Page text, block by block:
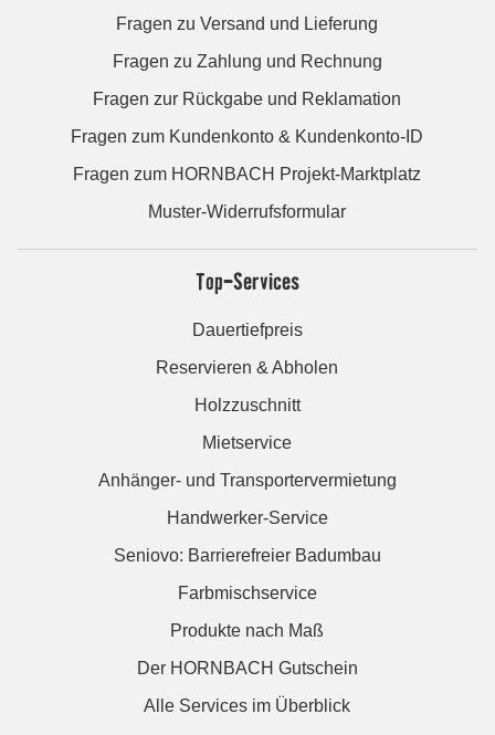
Fragen zu Versand und Lieferung
Fragen zu Zahlung und Rechnung
Fragen zur Rückgabe und Reklamation
Fragen zum Kundenkonto & Kundenkonto-ID
Fragen zum HORNBACH Projekt-Marktplatz
Muster-Widerrufsformular
Top-Services
Dauertiefpreis
Reservieren & Abholen
Holzzuschnitt
Mietservice
Anhänger- und Transportervermietung
Handwerker-Service
Seniovo: Barrierefreier Badumbau
Farbmischservice
Produkte nach Maß
Der HORNBACH Gutschein
Alle Services im Überblick